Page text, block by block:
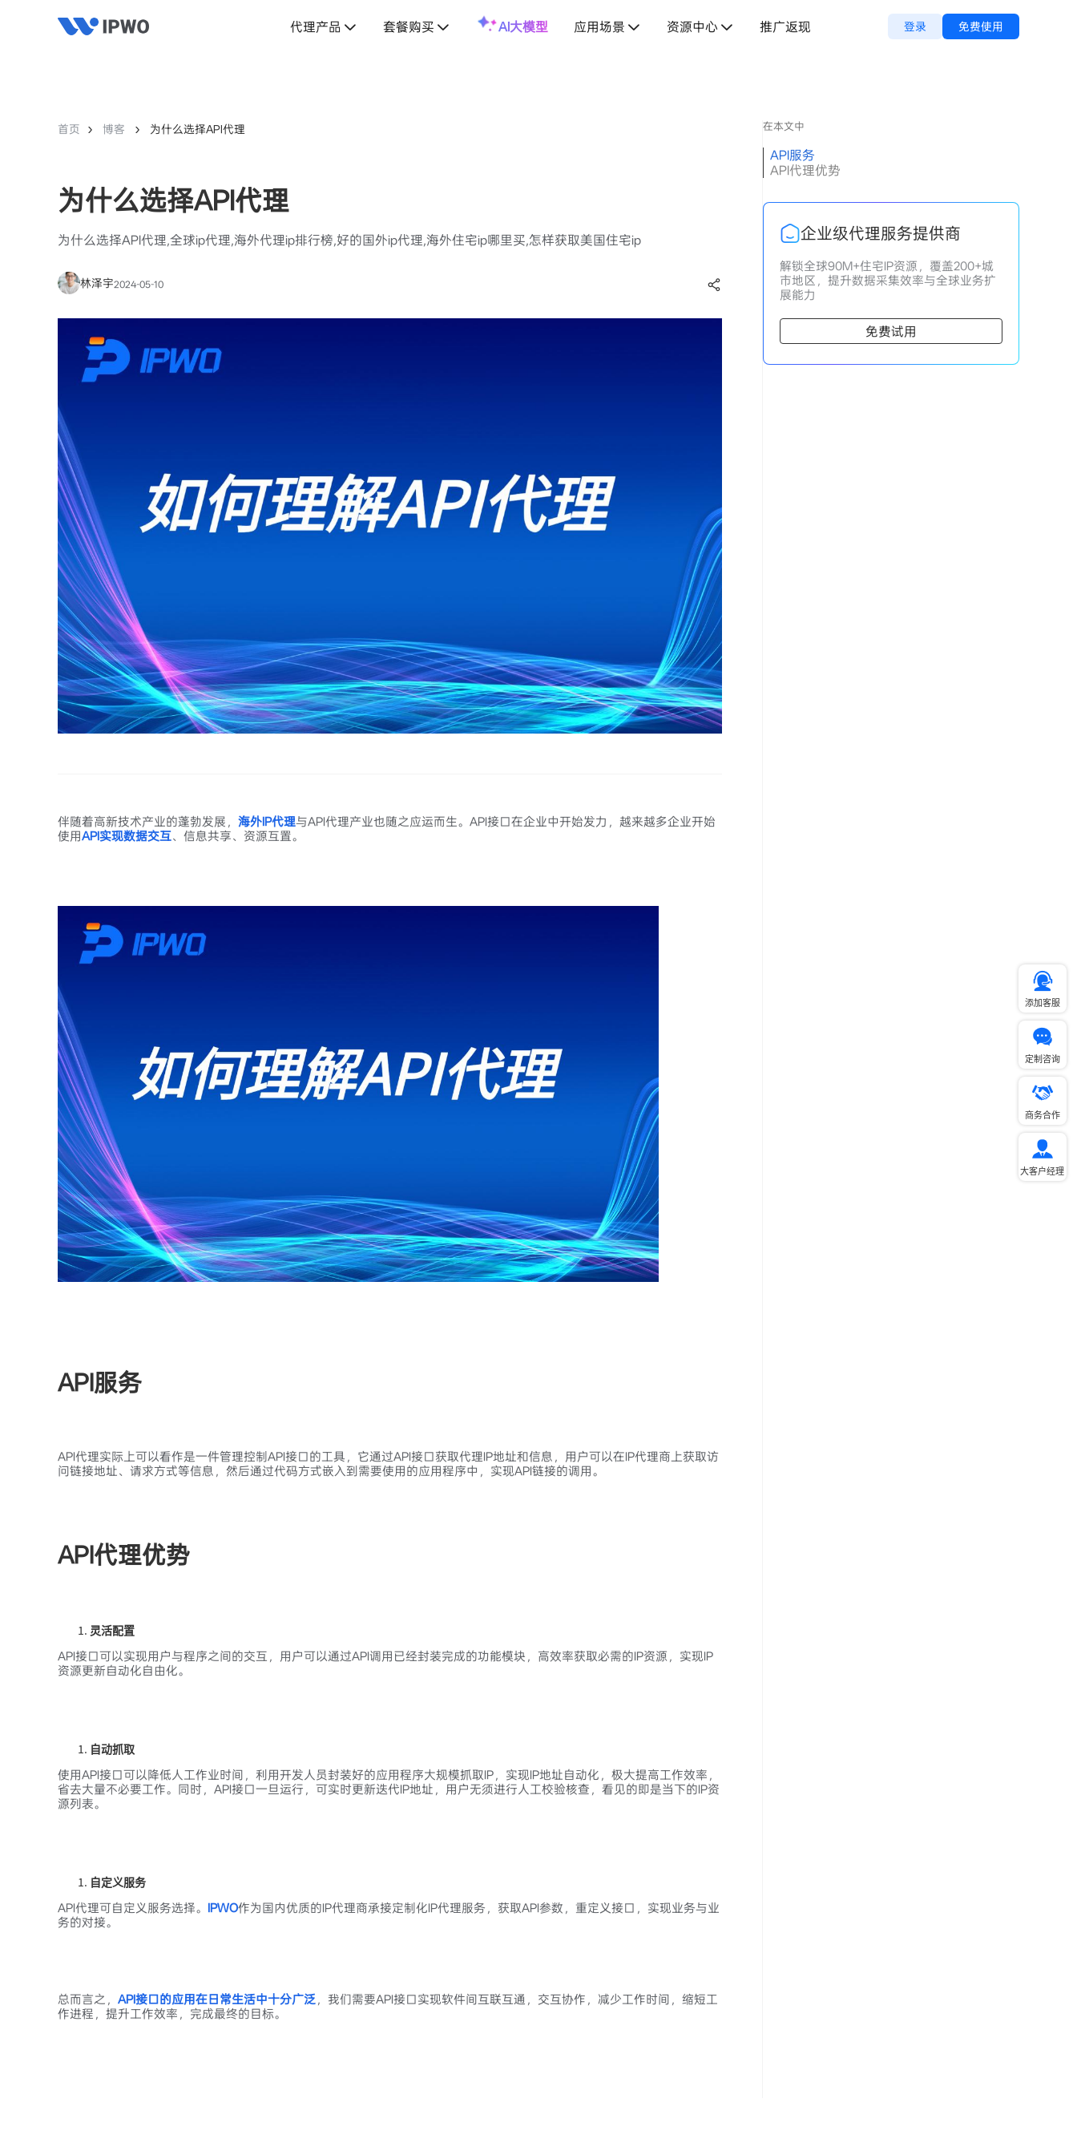
代理产品 套餐购买 AI大模型 应用场景 资源中心 推广返现 登录 免费使用
首页 博客 为什么选择API代理
为什么选择API代理
为什么选择API代理,全球ip代理,海外代理ip排行榜,好的国外ip代理,海外住宅ip哪里买,怎样获取美国住宅ip
林泽宇2024-05-10
伴随着高新技术产业的蓬勃发展， 海外IP代理与API代理产业也随之应运而生。API接口在企业中开始发力，越来越多企业开始
使用API实现数据交互、信息共享、资源互置。
API服务
API代理实际上可以看作是一件管理控制API接口的工具，它通过API接口获取代理IP地址和信息，用户可以在IP代理商上获取访
问链接地址、请求方式等信息，然后通过代码方式嵌入到需要使用的应用程序中，实现API链接的调用。
API代理优势
灵活配置
API接口可以实现用户与程序之间的交互，用户可以通过API调用已经封装完成的功能模块，高效率获取必需的IP资源，实现IP
资源更新自动化自由化。
自动抓取
使用API接口可以降低人工作业时间，利用开发人员封装好的应用程序大规模抓取IP，实现IP地址自动化，极大提高工作效率，
省去大量不必要工作。同时，API接口一旦运行，可实时更新迭代IP地址，用户无须进行人工校验核查，看见的即是当下的IP资
源列表。
自定义服务
API代理可自定义服务选择。 IPWO作为国内优质的IP代理商承接定制化IP代理服务，获取API参数，重定义接口，实现业务与业
务的对接。
总而言之， API接口的应用在日常生活中十分广泛，我们需要API接口实现软件间互联互通，交互协作，减少工作时间，缩短工
作进程，提升工作效率，完成最终的目标。
在本文中
API服务
API代理优势
企业级代理服务提供商
解锁全球90M+住宅IP资源，覆盖200+城
市地区，提升数据采集效率与全球业务扩
展能力
免费试用
添加客服
定制咨询
商务合作
大客户经理